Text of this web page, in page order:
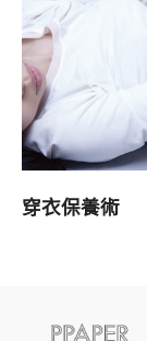
穿衣保養術